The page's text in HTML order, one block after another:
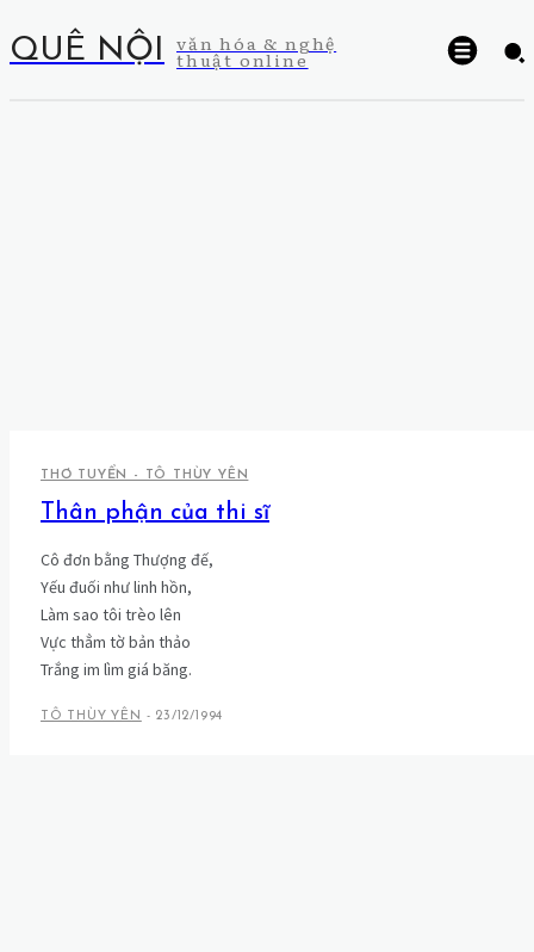
QUÊ NỘI văn hóa & nghệ
thuật online
THƠ TUYỂN - TÔ THÙY YÊN
Thân phận của thi sĩ
Cô đơn bằng Thượng đế,
Yếu đuối như linh hồn,
Làm sao tôi trèo lên
Vực thẳm tờ bản thảo
Trắng im lìm giá băng.
TÔ THÙY YÊN - 23/12/1994